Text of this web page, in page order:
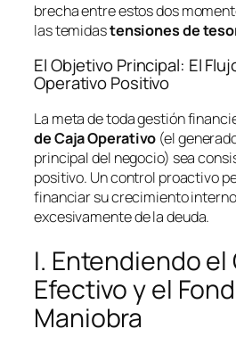
brecha entre estos dos
las temidastensiones de
El Objetivo Principal: El
Operativo Positivo
La meta de toda gestión
de Caja Operativo (el
principal del negocio) sea
positivo. Un control proactivo
financiar su crecimiento
excesivamente de la deuda.
I. Entendiendo el
Efectivo y el
Maniobra